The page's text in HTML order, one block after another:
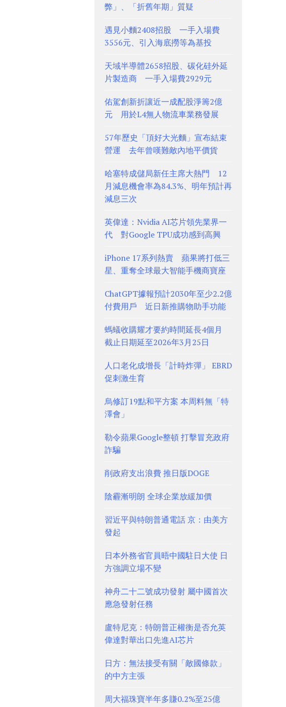
弊」、「折舊年期」質疑
遇見小麵2408招股 一手入場費
3556元、引入海底撈等為基投
天域半導體2658招股、碳化硅外延
片製造商 一手入場費2929元
佑駕創新折讓近一成配股淨籌2億
元 用於L4無人物流車業務發展
57年歷史「頂好大光麵」宣布結束
營運 去年曾嘆難敵內地平價貨
哈塞特成儲局新任主席大熱門 12
月減息機會率為84.3%、明年預計再
減息三次
英偉達：Nvidia AI芯片領先業界一
代 對Google TPU成功感到高興
iPhone 17系列熱賣 蘋果將打低三
星、重奪全球最大智能手機商寶座
ChatGPT據報預計2030年至少2.2億
付費用戶 近日新推購物助手功能
螞蟻收購耀才要約時間延長4個月
截止日期延至2026年3月25日
人口老化成增長「計時炸彈」 EBRD
促刺激生育
烏修訂19點和平方案 本周料無「特
澤會」
勒令蘋果Google整頓 打擊冒充政府
詐騙
削政府支出浪費 推日版DOGE
陰霾漸明朗 全球企業放緩加價
習近平與特朗普通電話 京：由美方
發起
日本外務省官員晤中國駐日大使 日
方強調立場不變
神舟二十二號成功發射 屬中國首次
應急發射任務
盧特尼克：特朗普正權衡是否允英
偉達對華出口先進AI芯片
日方：無法接受有關「敵國條款」
的中方主張
周大福珠寶半年多賺0.2%至25億